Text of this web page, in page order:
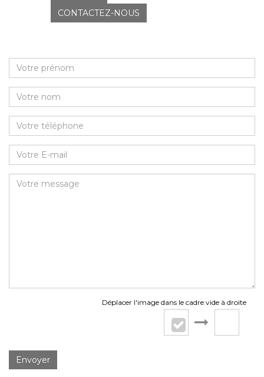
CONTACTEZ-NOUS
Déplacer l'image dans le cadre vide à droite
Envoyer